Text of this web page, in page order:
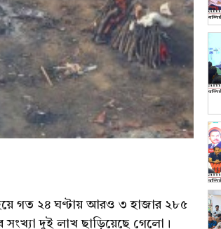
গত ২৪ ঘণ্টায় আরও ৩ হাজার ২৮৫
সংখ্যা দুই লাখ ছাড়িয়েছে গেলো।